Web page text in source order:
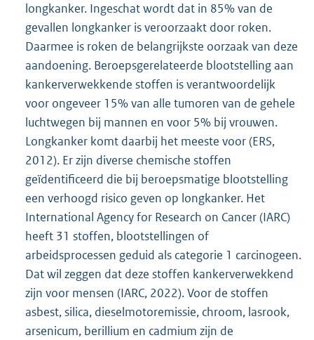
longkanker. Ingeschat wordt dat in 85% van de
gevallen longkanker is veroorzaakt door roken.
Daarmee is roken de belangrijkste oorzaak van deze
aandoening. Beroepsgerelateerde blootstelling aan
kankerverwekkende stoffen is verantwoordelijk
voor ongeveer 15% van alle tumoren van de gehele
luchtwegen bij mannen en voor 5% bij vrouwen.
Longkanker komt daarbij het meeste voor (ERS,
2012). Er zijn diverse chemische stoffen
geïdentificeerd die bij beroepsmatige blootstelling
een verhoogd risico geven op longkanker. Het
International Agency for Research on Cancer (IARC)
heeft 31 stoffen, blootstellingen of
arbeidsprocessen geduid als categorie 1 carcinogeen.
Dat wil zeggen dat deze stoffen kankerverwekkend
zijn voor mensen (IARC, 2022). Voor de stoffen
asbest, silica, dieselmotoremissie, chroom, lasrook,
arsenicum, berillium en cadmium zijn de